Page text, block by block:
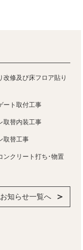
修及び床フロア貼り
ト取付工事
替内装工事
取替工事
クリート打ち･物置
お知らせ一覧へ